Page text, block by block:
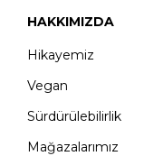
HAKKIMIZDA
Hikayemiz
Vegan
Sürdürülebilirlik
Mağazalarımız